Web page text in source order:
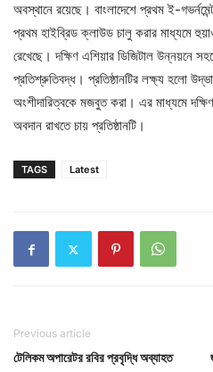
অবস্থানে রয়েছে। বাংলাদেশে প্রথম ই-
প্রথম হাইব্রিড ক্লাউড চালু করার মাধ্যমে
রেখেছে। দক্ষিণ এশিয়ার ডিজিটাল উন্নয়নে
প্রতিশ্রুতিবদ্ধ। প্রতিষ্ঠানটির লক্ষ্য হলো
অংশীদারিত্বকে মজবুত করা। এর মাধ্যমে
অবদান রাখতে চায় প্রতিষ্ঠানটি।
TAGS Latest
Previous article
টেলিকম অপারেটর রবির প্রবৃদ্ধি অব্যাহত